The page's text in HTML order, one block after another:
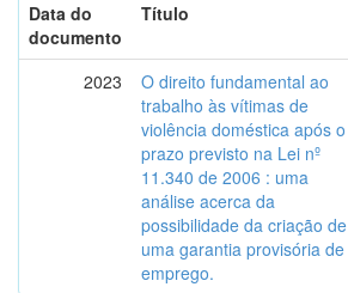
Data do
documento
Título
2023
O direito fundamental ao
trabalho às vítimas de
violência doméstica após o
prazo previsto na Lei nº
11.340 de 2006 : uma
análise acerca da
possibilidade da criação de
uma garantia provisória de
emprego.